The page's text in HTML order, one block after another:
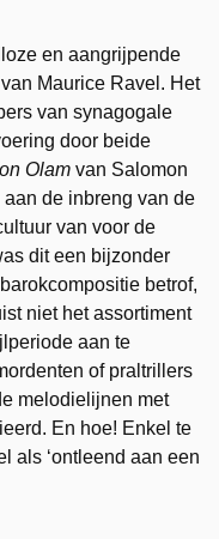
en aangrijpende
van Maurice Ravel. Het
van synagogale
door beide
Olam van Salomon
de inbreng van de
van voor de
dit een bijzonder
betrof,
niet het assortiment
aan te
of praltrillers
melodielijnen met
En hoe! Enkel te
als ‘ontleend aan een